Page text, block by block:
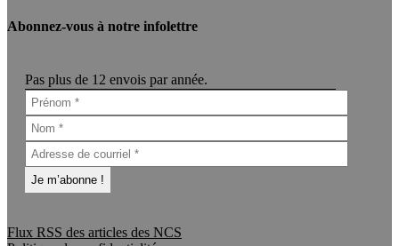
Abonnez-vous à notre infolettre
Pas plus de 12 envois par année.
Flux RSS des articles des NCS